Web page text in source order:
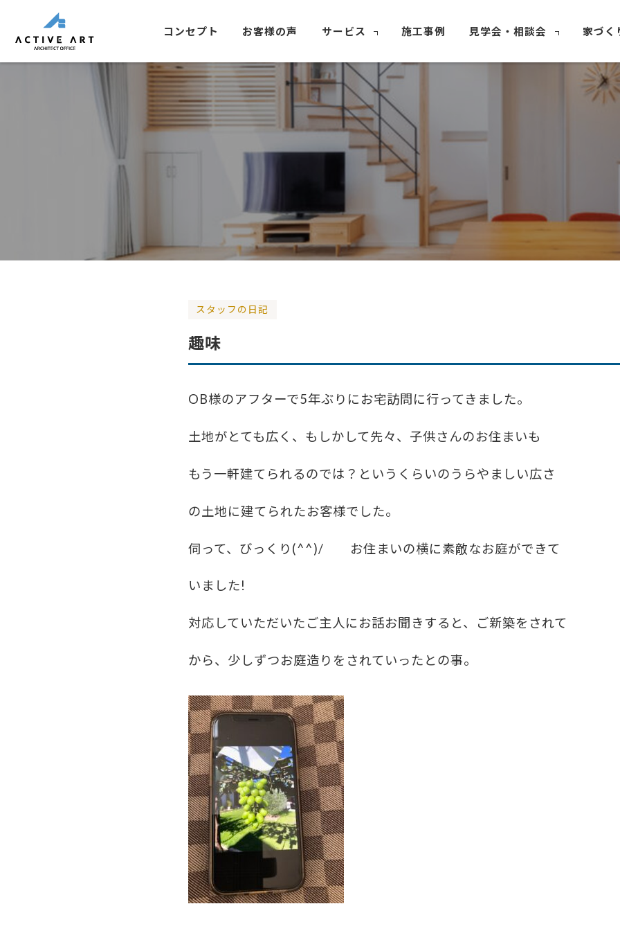
コンセプト お客様の声 サービス 施工事例 見学会・相談会 家づく
スタッフの日記
趣味
OB様のアフターで5年ぶりにお宅訪問に行ってきました。
土地がとても広く、もしかして先々、子供さんのお住まいも
もう一軒建てられるのでは？というくらいのうらやましい広さ
の土地に建てられたお客様でした。
伺って、びっくり(^^)/ お住まいの横に素敵なお庭ができて
いました!
対応していただいたご主人にお話お聞きすると、ご新築をされて
から、少しずつお庭造りをされていったとの事。